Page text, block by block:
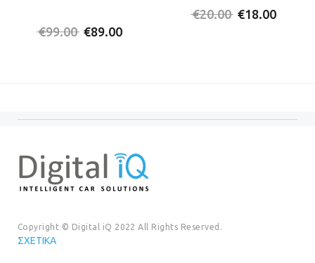
€99.00 Original
€89.00
€20.00 Original
€18.00
Copyright © Digital iQ 2022 All Rights Reserved.
ΣΧΕΤΙΚΆ